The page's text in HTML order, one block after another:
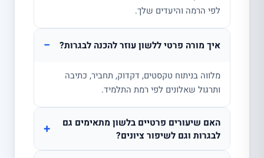
לפי הרמה והיעדים שלך.
איך מורה פרטי ללשון עוזר להכנה לבגרות? −
מלווה בניתוח טקסטים, דקדוק, תחביר, כתיבה
ותרגול שאלונים לפי רמת התלמיד.
האם שיעורים פרטיים בלשון מתאימים גם
לבגרות וגם לשיפור ציונים?
+